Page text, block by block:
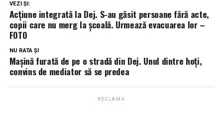
VEZI ȘI:
Acțiune integrată la Dej. S-au găsit persoane fără acte,
copii care nu merg la școală. Urmează evacuarea lor –
FOTO
NU RATA ȘI
Mașină furată de pe o stradă din Dej. Unul dintre hoți,
convins de mediator să se predea
RECLAMĂ